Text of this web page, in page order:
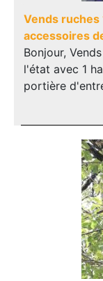
Vends ruches
accessoires
Bonjour,
l'état avec 1
portière